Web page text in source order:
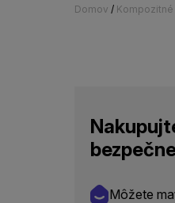
Domov /
Môžete